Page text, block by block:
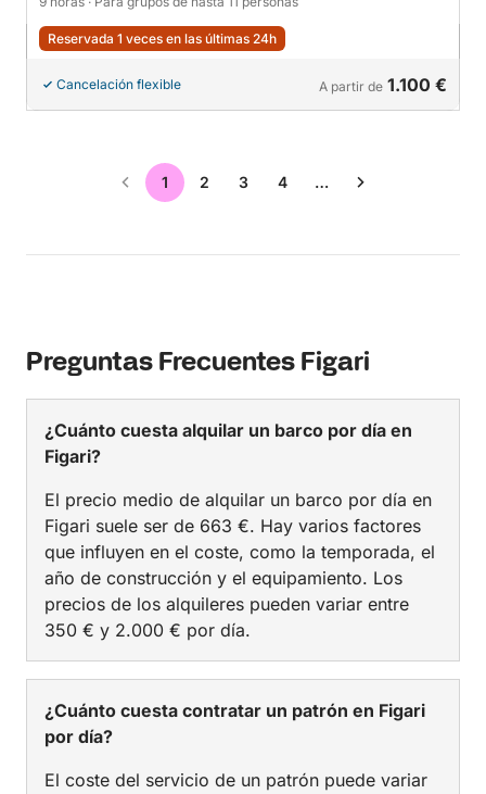
Reservada 1 veces en las últimas 24h
Cancelación flexible A partir de 1.100 €
1 2 3 4 …
Preguntas Frecuentes Figari
¿Cuánto cuesta alquilar un barco por día en
Figari?
El precio medio de alquilar un barco por día en
Figari suele ser de 663 €. Hay varios factores
que influyen en el coste, como la temporada, el
año de construcción y el equipamiento. Los
precios de los alquileres pueden variar entre
350 € y 2.000 € por día.
¿Cuánto cuesta contratar un patrón en Figari
por día?
El coste del servicio de un patrón puede variar